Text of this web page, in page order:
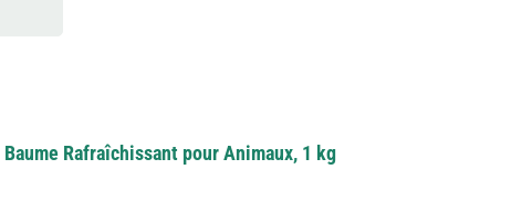
Rafraîchissant pour Animaux, 1 kg